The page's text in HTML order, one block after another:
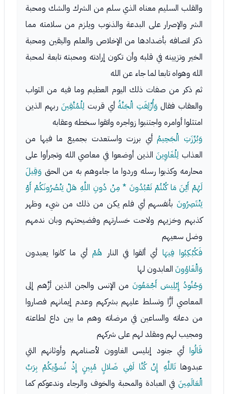
والقلب السليم معناه الذي سلم من الشرك والشك ومحبة
الشر والإصرار على البدعة والذنوب ويلزم من سلامته مما
ذكر اتصافه بأضدادها من الإخلاص والعلم واليقين ومحبة
الخير وتزيينه في قلبه وأن تكون إرادته ومحبته تابعة لمحبة
الله وهواه تابعا لما جاء عن الله
ثم ذكر من صفات ذلك اليوم العظيم وما فيه من الثواب
والعقاب فقال وَأُزْلِفَتِ الْجَنَّةُ أي قربت لِلْمُتَّقِينَربهم الذين
امتثلوا أوامره واجتنبوا زواجره واتقوا سخطه وعقابه
وَبُرِّزَتِ الْجَحِيمُأي برزت واستعدت بجميع ما فيها من
العذاب لِلْغَاوِينَالذين أوضعوا في معاصي الله وتجرأوا على
محارمه وكذبوا رسله وردوا ما جاءوهم به من الحق وَقِيلَ
لَهُمْ أَيْنَ مَا كُنْتُمْ تَعْبُدُونَ * مِنْ دُونِ اللَّهِ هَلْ يَنْصُرُونَكُمْ أَوْ
يَنْتَصِرُونَ بأنفسهم أي فلم يكن من ذلك من شيء وظهر
كذبهم وخزيهم ولاحت خسارتهم وفضيحتهم وبان ندمهم
وضل سعيهم
فَكُبْكِبُوا فِيهَا أي ألقوا في النار هُمْأي ما كانوا يعبدون
وَالْغَاوُونَ العابدون لها
وَجُنُودُ إِبْلِيسَ أَجْمَعُونَمن الإنس والجن الذين أزَّهم إلى
المعاصي أزًّا وتسلط عليهم بشركهم وعدم إيمانهم فصاروا
من دعاته والساعين في مرضاته وهم ما بين داع لطاعته
ومجيب لهم ومقلد لهم على شركهم
قَالُوا أي جنود إبليس الغاوون لأصنامهم وأوثانهم التي
عبدوهاتَاللَّهِ إِنْ كُنَّا لَفِي ضَلالٍ مُبِينٍ إِذْ نُسَوِّيكُمْ بِرَبِّ
الْعَالَمِينَ في العبادة والمحبة والخوف والرجاء وندعوكم كما